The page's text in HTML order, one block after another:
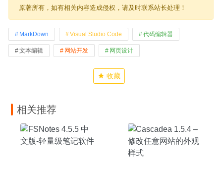
原著所有，如有相关内容造成侵权，请及时联系站长处理！
MarkDown Visual Studio Code 代码编辑器
文本编辑 网站开发 网页设计
收藏
相关推荐